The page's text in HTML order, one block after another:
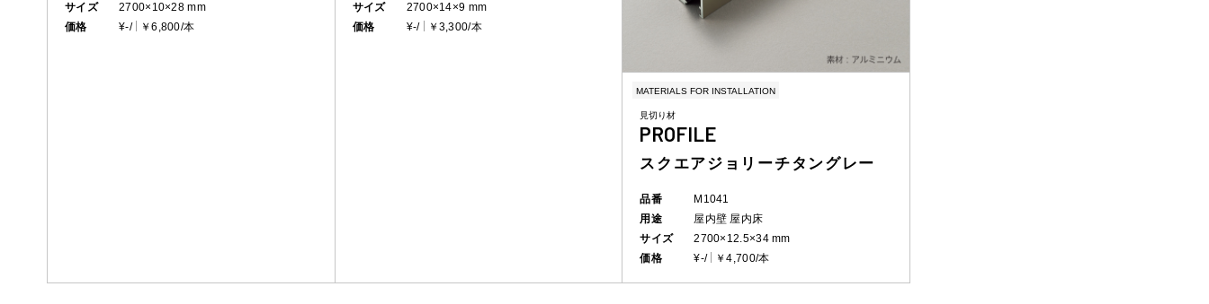
サイズ
2700×10×28 mm
価格
¥-/ ￥6,800/本
サイズ
2700×14×9 mm
価格
¥-/ ￥3,300/本
MATERIALS FOR INSTALLATION
見切り材
PROFILE
スクエアジョリーチタングレー
品番
M1041
用途
屋内壁 屋内床
サイズ
2700×12.5×34 mm
価格
¥-/ ￥4,700/本